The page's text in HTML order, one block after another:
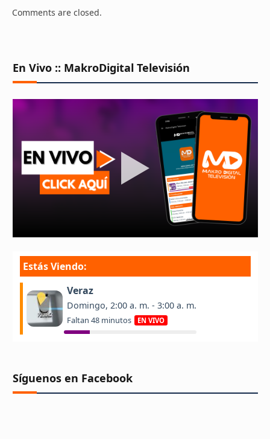
Comments are closed.
En Vivo :: MakroDigital Televisión
Síguenos en Facebook